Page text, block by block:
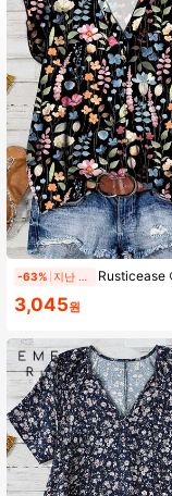
4.91
4.91
4.91
4.91
4.91
4.91
-63% Rusticease 여성 캐주얼 플로럴 프
3,045원